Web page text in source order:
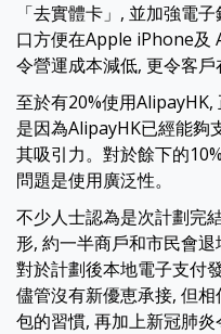
「去實體卡」, 並加強電
口方便在Apple iPhone及
令營運成本減低, 更令客戶
至於有20%使用
是因為AlipayHK已經能夠
其吸引力。對於餘下的
問題是使用廣泛性。
不少人士認為是次計劃完
形, 約一半商戶和市民會
對於計劃後本地電子支付
儘管沒有新優恵承接, 但
包的習慣, 再加上新冠肺